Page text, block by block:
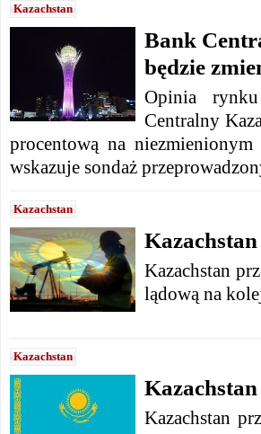
Kazachstan
Bank
będzie
Opinia
Centralny
procentową na
wskazuje sondaż
Kazachstan
Kazachstan
lądową na
Kazachstan
Kazachstan